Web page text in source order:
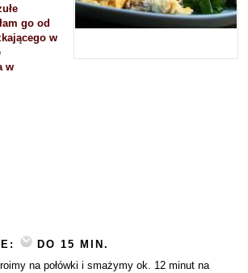
go od
w
w
DO 15 MIN.
na połówki i smażymy ok. 12 minut na